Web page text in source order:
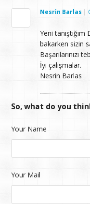
Nesrin Barlas |
Yeni
bakarken sizin
Başarılarınızı
İyi çalışmalar.
Nesrin Barlas
So, what do you
Your Name
Your Mail